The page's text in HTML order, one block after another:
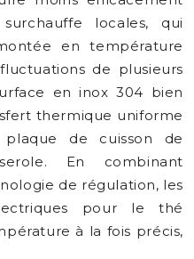
locales, qui
en température
de plusieurs
en inox 304 bien
thermique uniforme
de cuisson de
En combinant
de régulation, les
pour le thé
à la fois précis,